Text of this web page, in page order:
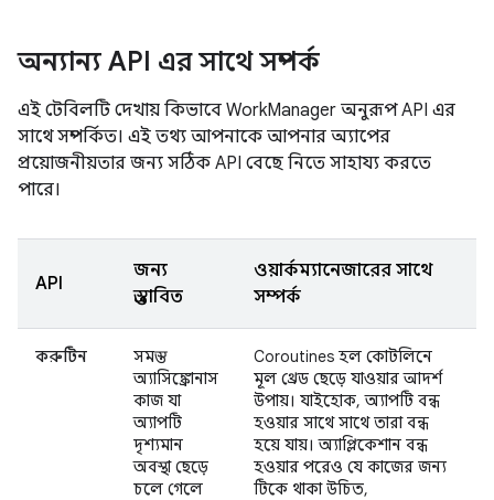
অন্যান্য API এর সাথে সম্পর্ক
এই টেবিলটি দেখায় কিভাবে WorkManager অনুরূপ API এর
সাথে সম্পর্কিত। এই তথ্য আপনাকে আপনার অ্যাপের
প্রয়োজনীয়তার জন্য সঠিক API বেছে নিতে সাহায্য করতে
পারে।
API
জন্য
প্রস্তাবিত
ওয়ার্কম্যানেজারের সাথে
সম্পর্ক
করুটিন
সমস্ত
অ্যাসিঙ্ক্রোনাস
কাজ যা
অ্যাপটি
দৃশ্যমান
অবস্থা ছেড়ে
চলে গেলে
Coroutines হল কোটলিনে
মূল থ্রেড ছেড়ে যাওয়ার আদর্শ
উপায়। যাইহোক, অ্যাপটি বন্ধ
হওয়ার সাথে সাথে তারা বন্ধ
হয়ে যায়। অ্যাপ্লিকেশান বন্ধ
হওয়ার পরেও যে কাজের জন্য
টিকে থাকা উচিত,